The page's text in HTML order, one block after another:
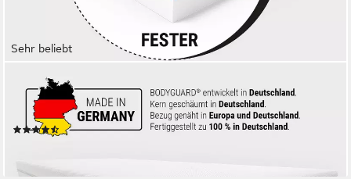
Sehr beliebt
BETT1.DE
Kaltschaummatratze BODYGUARD Anti-Kartell-Matratze Weich,
18.5 cm hoch, atmungsaktiver HyBreeze® Funktionsbezug
(33)